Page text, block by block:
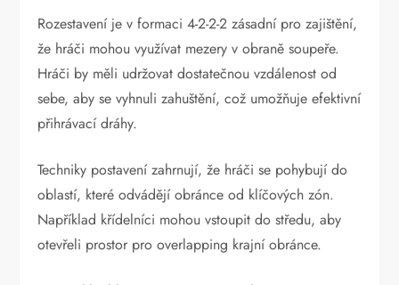
Rozestavení je v formaci 4-2-2-2 zásadní pro zajištění,
že hráči mohou využívat mezery v obraně soupeře.
Hráči by měli udržovat dostatečnou vzdálenost od
sebe, aby se vyhnuli zahuštění, což umožňuje efektivní
přihrávací dráhy.
Techniky postavení zahrnují, že hráči se pohybují do
oblastí, které odvádějí obránce od klíčových zón.
Například křídelníci mohou vstoupit do středu, aby
otevřeli prostor pro overlapping krajní obránce.